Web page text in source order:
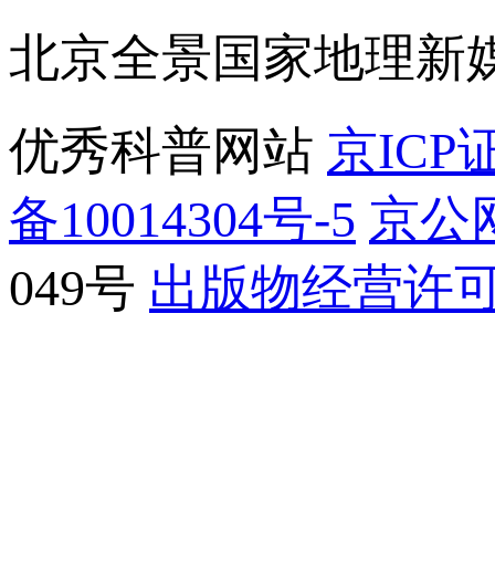
北京全景国家地理新
优秀科普网站 京ICP
备10014304号-5 京公
049号 出版物经营许